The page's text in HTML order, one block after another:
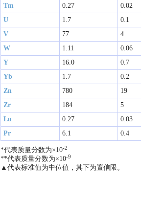
Tm
0.27 0.02
U
1.7 0.1
V
77 4
W
1.11 0.06
Y
16.0 0.7
Yb
1.7 0.2
Zn
780 19
Zr
184 5
Lu
0.27 0.03
Pr
6.1 0.4
*代表质量分数为×10-2
**代表质量分数为×10-9
▲代表标准值为中位值，其下为置信限。